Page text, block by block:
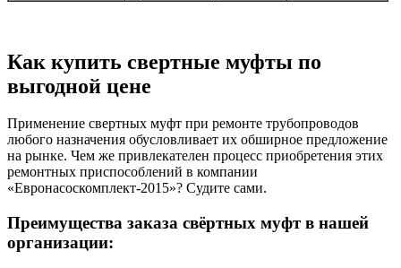
Как купить свертные муфты по
выгодной цене
Применение свертных муфт при ремонте трубопроводов
любого назначения обусловливает их обширное предложение
на рынке. Чем же привлекателен процесс приобретения этих
ремонтных приспособлений в компании
«Евронасоскомплект-2015»? Судите сами.
Преимущества заказа свёртных муфт в нашей
организации: